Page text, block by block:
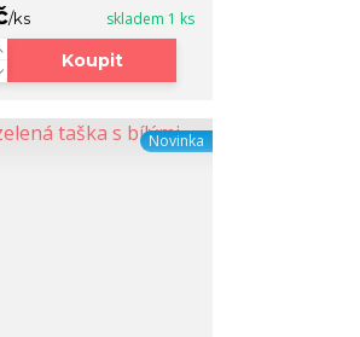
/ks skladem 1 ks
Koupit
Novinka